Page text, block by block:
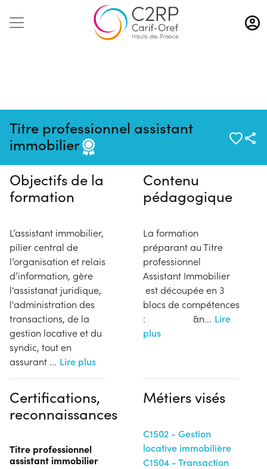
Aller
au
contenu
Titre professionnel assistant
immobilier
Pas de session programmée en
ce moment
Objectifs de la
formation
L’assistant immobilier,
pilier central de
l’organisation et relais
d’information, gère
l'assistanat juridique,
l'administration des
transactions, de la
gestion locative et du
syndic, tout en
assurant ... Lire plus
Contenu
pédagogique
La formation
préparant au Titre
professionnel
Assistant Immobilier
est découpée en 3
blocs de compétences
: &n... Lire
plus
Certifications,
reconnaissances
Titre professionnel
assistant immobilier
Métiers visés
C1502 - Gestion
locative immobilière
C1504 - Transaction